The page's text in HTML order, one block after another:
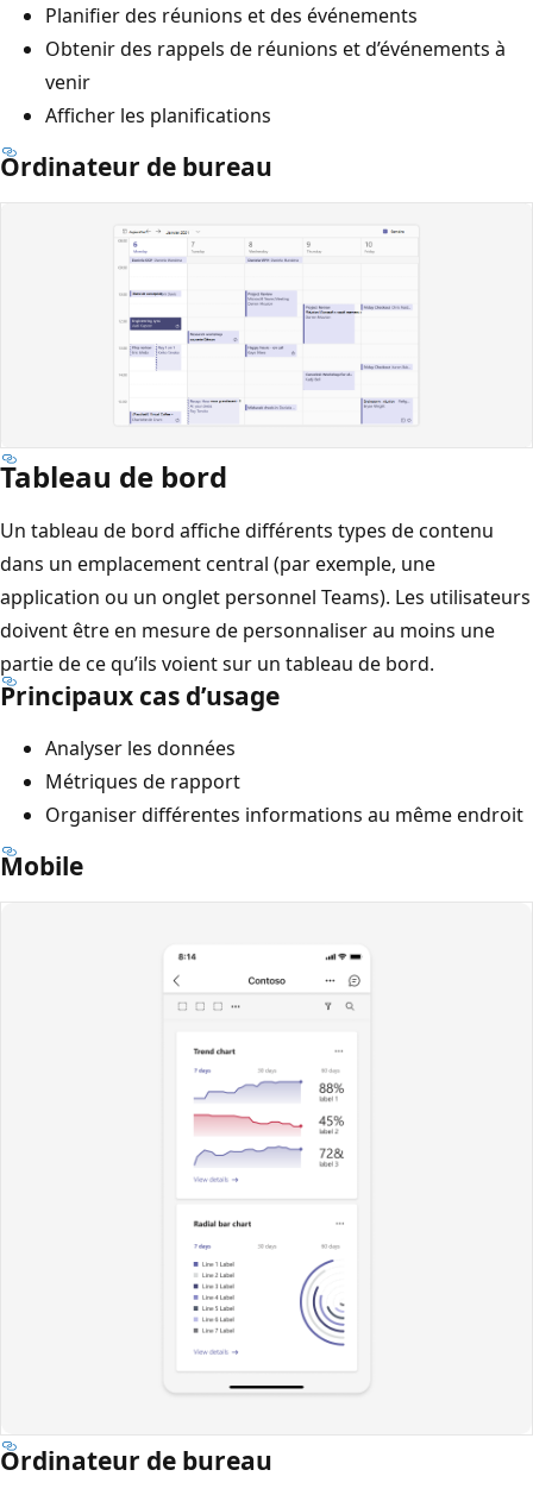
Planifier des réunions et des événements
Obtenir des rappels de réunions et d’événements à
venir
Afficher les planifications
Ordinateur de bureau
Tableau de bord
Un tableau de bord affiche différents types de contenu
dans un emplacement central (par exemple, une
application ou un onglet personnel Teams). Les utilisateurs
doivent être en mesure de personnaliser au moins une
partie de ce qu’ils voient sur un tableau de bord.
Principaux cas d’usage
Analyser les données
Métriques de rapport
Organiser différentes informations au même endroit
Mobile
Ordinateur de bureau